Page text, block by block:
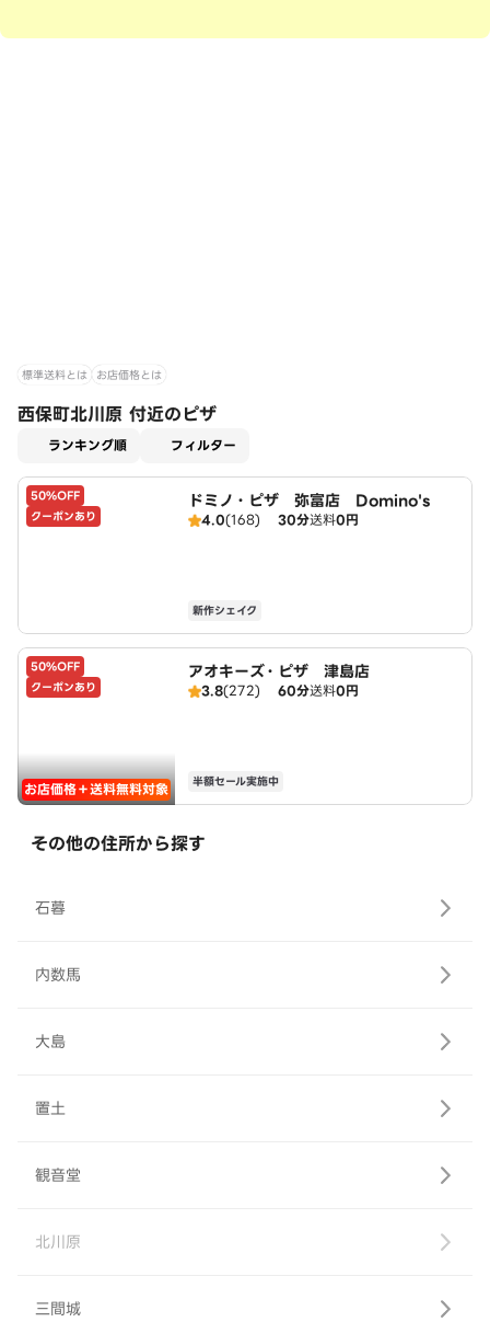
標準送料とは お店価格とは
西保町北川原 付近のピザ
ランキング順 フィルター
50%OFF
クーポンあり
ドミノ・ピザ 弥富店 Domino's
4.0(168) 30分送料0円
新作シェイク
50%OFF
クーポンあり
お店価格＋送料無料対象
アオキーズ・ピザ 津島店
3.8(272) 60分送料0円
半額セール実施中
その他の住所から探す
石暮
内数馬
大島
置土
観音堂
北川原
三間城